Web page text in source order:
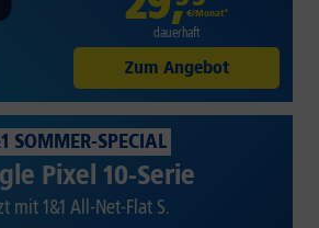
€/Monat*
dauerhaft
Zum Angebot
SOMMER-SPECIAL
Pixel 10-Serie
mit 1&1 All-Net-Flat S.